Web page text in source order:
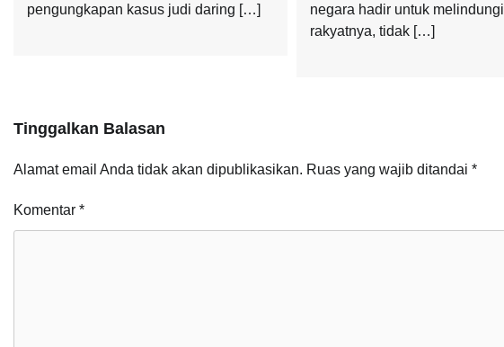
pengungkapan kasus judi daring […]
negara hadir untuk melindungi
rakyatnya, tidak […]
Tinggalkan Balasan
Alamat email Anda tidak akan dipublikasikan. Ruas yang wajib ditandai *
Komentar *